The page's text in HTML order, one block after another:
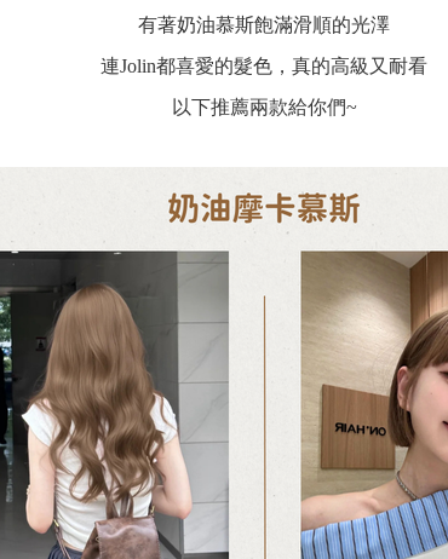
有著奶油慕斯飽滿滑順的光澤
連Jolin都喜愛的髮色，真的高級又耐看
以下推薦兩款給你們~